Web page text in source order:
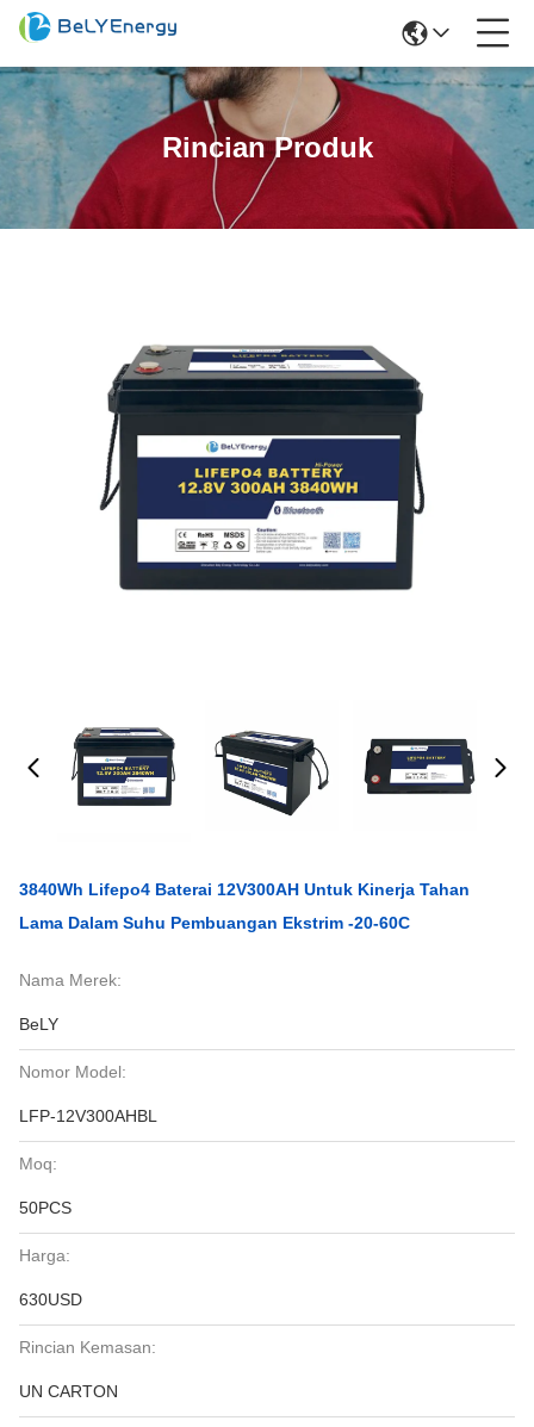
Rincian Produk
3840Wh Lifepo4 Baterai 12V300AH Untuk Kinerja Tahan
Lama Dalam Suhu Pembuangan Ekstrim -20-60C
Nama Merek:
BeLY
Nomor Model:
LFP-12V300AHBL
Moq:
50PCS
Harga:
630USD
Rincian Kemasan:
UN CARTON